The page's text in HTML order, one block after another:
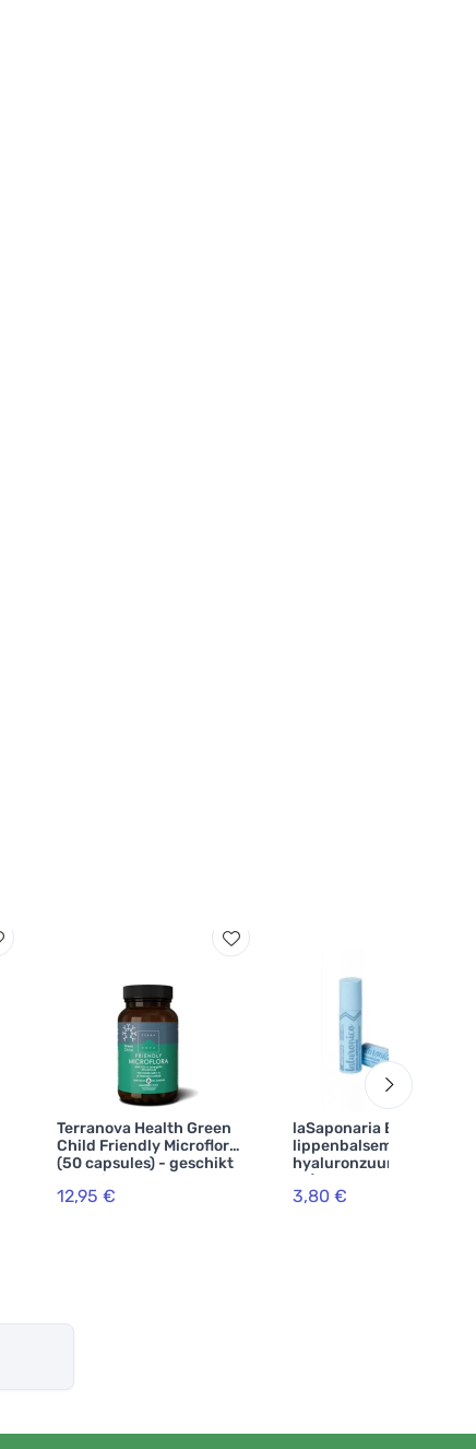
Terranova Health Green
Child Friendly Microflora
(50 capsules) - geschikt
voor kinderen van 4 tot
12 jaar
12,95 €
laSaponaria Biocao
lippenbalsem met
hyaluronzuur BIO (5,7
ml)
3,80 €